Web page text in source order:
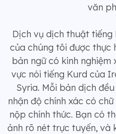
văn
Dịch vụ dịch thuật tiếng
của chúng tôi được thực
bản ngữ có kinh
vực nói tiếng Kurd của
Syria. Mỗi bản dịch
nhận độ chính xác có
nộp chính thức. Bạn có
ảnh rõ nét trực tuyến, và